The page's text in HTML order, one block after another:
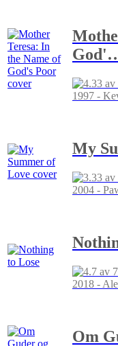
God'
1997 -
My
2004 -
2018 -
Om